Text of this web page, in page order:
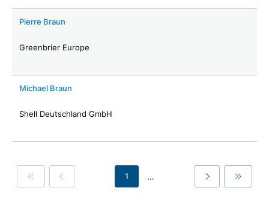
Pierre Braun
Greenbrier Europe
Michael Braun
Shell Deutschland GmbH
First Previous
1 …
Last Last